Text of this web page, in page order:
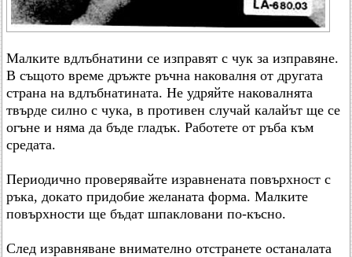
Малките вдлъбнатини се изправят с чук за изправяне.
В същото време дръжте ръчна наковалня от другата
страна на вдлъбнатината. Не удряйте наковалнята
твърде силно с чука, в противен случай калайът ще се
огъне и няма да бъде гладък. Работете от ръба към
средата.
Периодично проверявайте изравнената повърхност с
ръка, докато придобие желаната форма. Малките
повърхности ще бъдат шпакловани по-късно.
След изравняване внимателно отстранете останалата